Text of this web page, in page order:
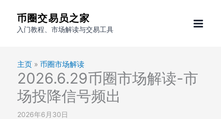
币圈交易员之家
入门教程、市场解读与交易工具
主页 » 币圈市场解读
2026.6.29币圈市场解读-市
场投降信号频出
2026年6月30日